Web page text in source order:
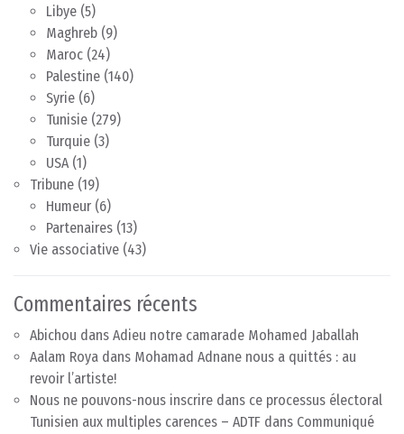
Libye (5)
Maghreb (9)
Maroc (24)
Palestine (140)
Syrie (6)
Tunisie (279)
Turquie (3)
USA(1)
Tribune (19)
Humeur (6)
Partenaires (13)
Vie associative (43)
Commentaires récents
Abichou dans Adieu notre camarade Mohamed Jaballah
Aalam Roya dans Mohamad Adnane nous a quittés : au
revoir l’artiste!
Nous ne pouvons-nous inscrire dans ce processus électoral
Tunisien aux multiples carences – ADTF dans Communiqué